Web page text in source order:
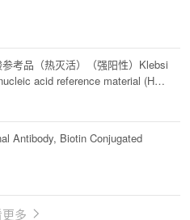
考品（热灭活）（强阳性）Klebsi
acid reference material (Hea
Antibody, Biotin Conjugated
多